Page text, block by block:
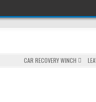
ON
ونش
POSTED
IN
CAR RECOVERY WINCH